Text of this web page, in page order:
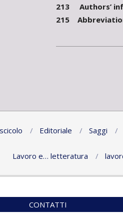
213 Authors’
215
Editoriale Saggi
Lavoro e… letteratura
CONTATTI